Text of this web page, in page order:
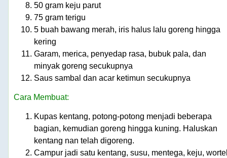
50 gram keju parut
75 gram terigu
5 buah bawang merah, iris halus lalu goreng hingga
kering
Garam, merica, penyedap rasa, bubuk pala, dan
minyak goreng secukupnya
Saus sambal dan acar ketimun secukupnya
Cara Membuat:
Kupas kentang, potong-potong menjadi beberapa
bagian, kemudian goreng hingga kuning. Haluskan
kentang nan telah digoreng.
Campur jadi satu kentang, susu, mentega, keju,